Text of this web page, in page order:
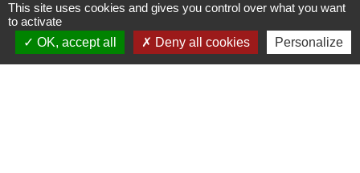
Signaler une erreur sur cette page
This site uses cookies and gives you control over what you want
to activate
OK, accept all
Deny all cookies Personalize